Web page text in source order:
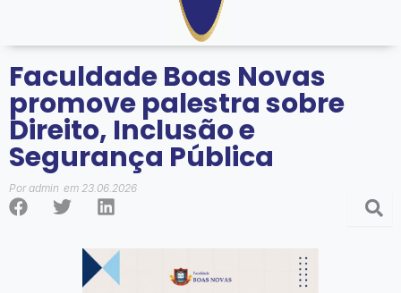
Faculdade Boas Novas
promove palestra sobre
Direito, Inclusão e
Segurança Pública
Poradmin em 23.06.2026